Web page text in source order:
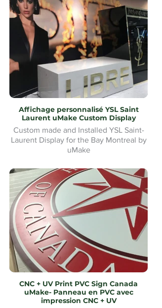
uMake Montréal
Affichage personnalisé YSL Saint
Laurent uMake Custom Display
Custom made and Installed YSL Saint-
Laurent Display for the Bay Montreal by
uMake
Présentoir YSL Saint-Laurent sur mesure
et installé pour la Baie de Montréal par
uMake
CNC + UV Print PVC Sign Canada
uMake- Panneau en PVC avec
impression CNC + UV